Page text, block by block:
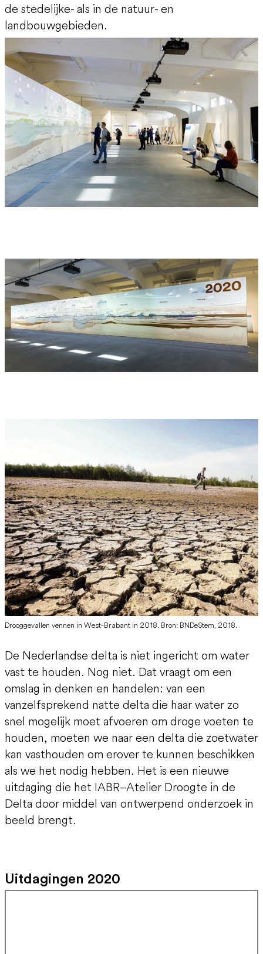
Karla Niggebrugge
Klaasjan Raat
Roelof Stuurman
Vitens
de stedelijke- als in de natuur- en
landbouwgebieden.
Drooggevallen vennen in West-Brabant in 2018. Bron: BNDeStem, 2018.
De Nederlandse delta is niet ingericht om water
vast te houden. Nog niet. Dat vraagt om een
omslag in denken en handelen: van een
vanzelfsprekend natte delta die haar water zo
snel mogelijk moet afvoeren om droge voeten te
houden, moeten we naar een delta die zoetwater
kan vasthouden om erover te kunnen beschikken
als we het nodig hebben. Het is een nieuwe
uitdaging die het IABR–Atelier Droogte in de
Delta door middel van ontwerpend onderzoek in
beeld brengt.
Uitdagingen 2020